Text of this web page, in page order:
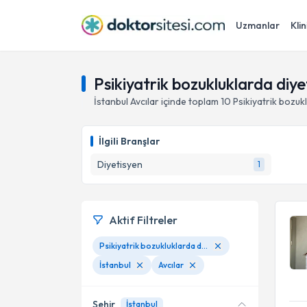
Uzmanlar
Psikiyatrik bozukluklarda
İstanbul Avcılariçinde toplam 10 Psikiyatrik
İlgili Branşlar
Diyetisyen
1
Aktif Filtreler
Psikiyatrik bozukluklarda diyet tedavisi
İstanbul
Avcılar
Şehir İstanbul